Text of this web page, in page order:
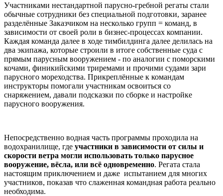
Участниками нестандартной парусно-гребной регаты стали
обычные сотрудники без специальной подготовки, заранее
разделённые Заказчиком на несколько групп = команд, в
зависимости от своей роли в бизнес-процессах компании.
Каждая команда далее в ходе тимбилдинга далее делилась на
два экипажа, которые строили в итоге собственные суда с
прямым парусным вооружением - по аналогии с поморскими
кочами, финикийскими триремами и прочими судами зари
парусного мореходства. Прикреплённые к командам
инструкторы помогали участникам освоиться со
снаряжением, давали подсказки по сборке и настройке
парусного вооружения.
Непосредственно водная часть программы проходила на
водохранилище, где участники в зависимости от силы и
скорости ветра могли использовать только парусное
вооружение, вёсла, или всё одновременно. Регата стала
настоящим приключением и даже испытанием для многих
участников, показав что слаженная командная работа реально
необходима.